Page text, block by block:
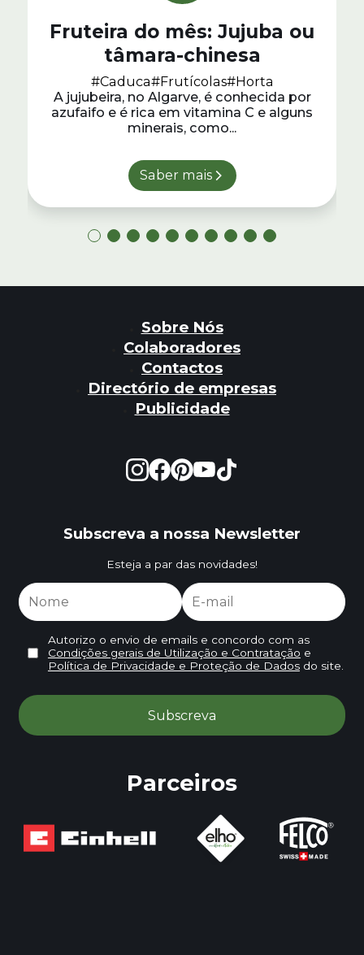
Fruteira do mês: Jujuba ou
tâmara-chinesa
#Caduca#Frutícolas#Horta
A jujubeira, no Algarve, é conhecida por
azufaifo e é rica em vitamina C e alguns
minerais, como...
Saber mais
Sobre Nós
Colaboradores
Contactos
Directório de empresas
Publicidade
Subscreva a nossa Newsletter
Esteja a par das novidades!
Autorizo o envio de emails e concordo com as
Condições gerais de Utilização e Contratação e
Política de Privacidade e Proteção de Dadosdo site.
Parceiros